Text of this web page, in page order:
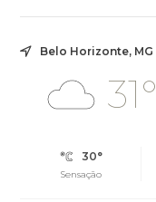
Belo Horizonte, MG
31°
30°
Sensação